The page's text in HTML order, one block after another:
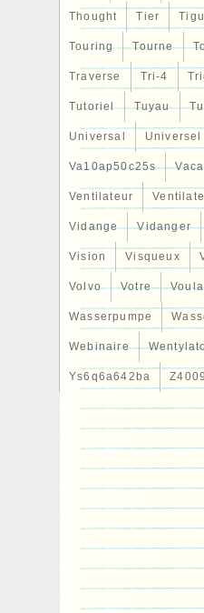
Thought Tier
Touring Tourne
Traverse Tri-4
Tutoriel Tuyau
Universal Universel
Va10ap50c25s
Ventilateur
Vidange Vidanger
Vision Visqueux
Volvo Votre
Wasserpumpe
Webinaire
Ys6q6a642ba